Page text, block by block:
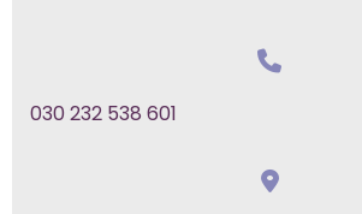
030 232 538 601